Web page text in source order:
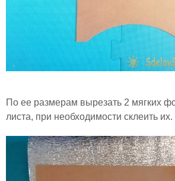
По ее размерам вырезать 2 мягких
листа, при необходимости склеить их.